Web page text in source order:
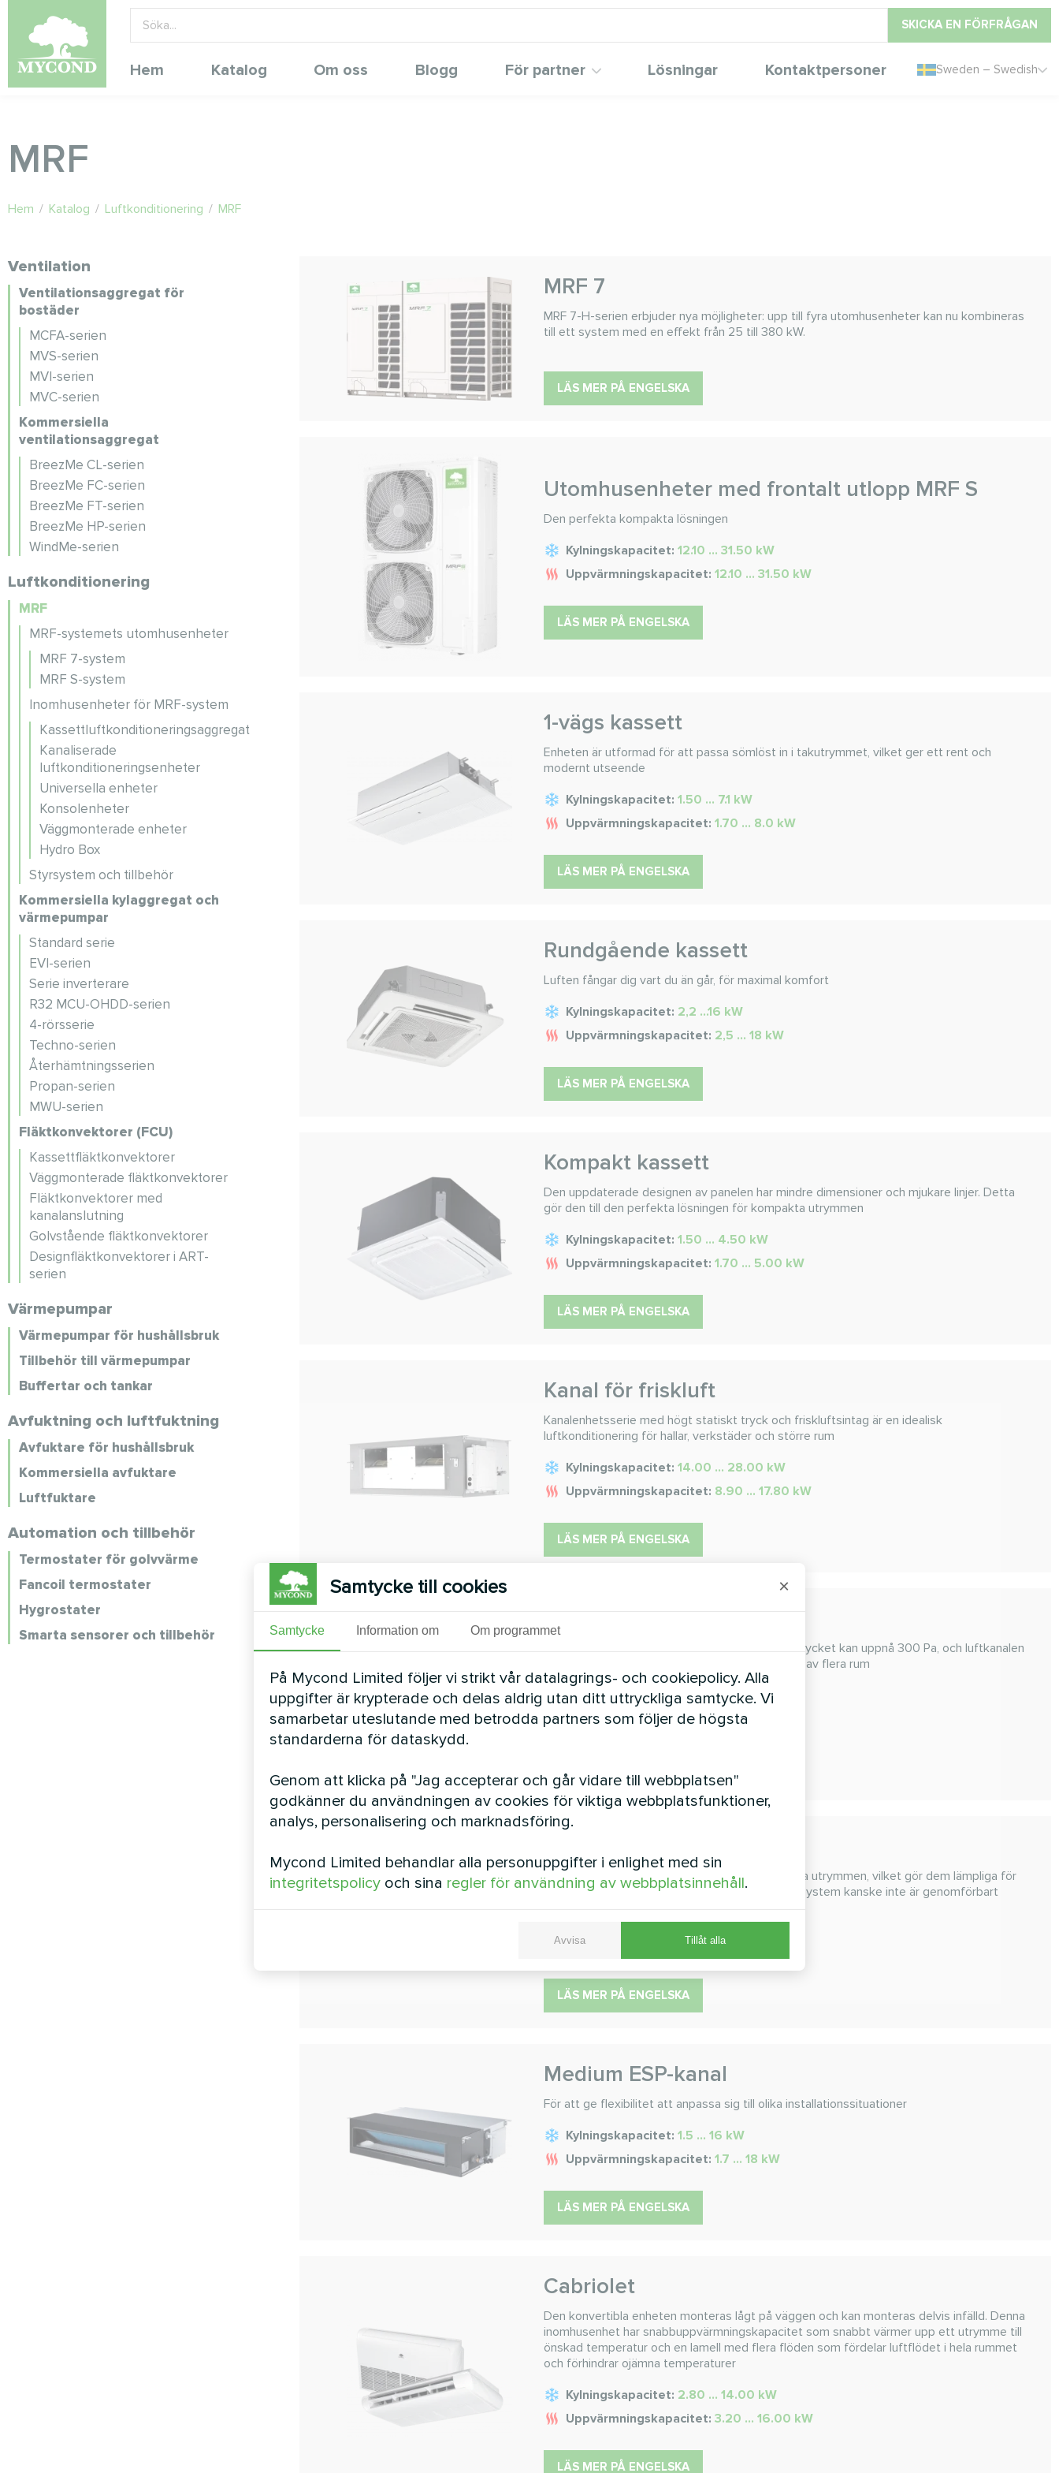
SKICKA EN FÖRFRÅGAN
Hem Katalog Om oss Blogg För partner Lösningar Kontaktpersoner Sweden – Swedish
MRF
Hem / Katalog / Luftkonditionering / MRF
Ventilation
Ventilationsaggregat för
bostäder
MCFA-serien
MVS-serien
MVI-serien
MVC-serien
Kommersiella
ventilationsaggregat
BreezMe CL-serien
BreezMe FC-serien
BreezMe FT-serien
BreezMe HP-serien
WindMe-serien
Luftkonditionering
MRF
MRF-systemets utomhusenheter
MRF 7-system
MRF S-system
Inomhusenheter för MRF-system
Kassettluftkonditioneringsaggregat
Kanaliserade
luftkonditioneringsenheter
Universella enheter
Konsolenheter
Väggmonterade enheter
Hydro Box
Styrsystem och tillbehör
Kommersiella kylaggregat och
värmepumpar
Standard serie
EVI-serien
Serie inverterare
R32 MCU-OHDD-serien
4-rörsserie
Techno-serien
Återhämtningsserien
Propan-serien
MWU-serien
Fläktkonvektorer (FCU)
Kassettfläktkonvektorer
Väggmonterade fläktkonvektorer
Fläktkonvektorer med
kanalanslutning
Golvstående fläktkonvektorer
Designfläktkonvektorer i ART-
serien
Värmepumpar
Värmepumpar för hushållsbruk
Tillbehör till värmepumpar
Buffertar och tankar
Avfuktning och luftfuktning
Avfuktare för hushållsbruk
Kommersiella avfuktare
Luftfuktare
Automation och tillbehör
Termostater för golvvärme
Fancoil termostater
Hygrostater
Smarta sensorer och tillbehör
MRF 7
MRF 7-H-serien erbjuder nya möjligheter: upp till fyra utomhusenheter kan nu kombineras
till ett system med en effekt från 25 till 380 kW.
LÄS MER PÅ ENGELSKA
Utomhusenheter med frontalt utlopp MRF S
Den perfekta kompakta lösningen
Kylningskapacitet: 12.10 ... 31.50 kW
Uppvärmningskapacitet: 12.10 ... 31.50 kW
LÄS MER PÅ ENGELSKA
1-vägs kassett
Enheten är utformad för att passa sömlöst in i takutrymmet, vilket ger ett rent och
modernt utseende
Kylningskapacitet: 1.50 ... 7.1 kW
Uppvärmningskapacitet: 1.70 ... 8.0 kW
LÄS MER PÅ ENGELSKA
Rundgående kassett
Luften fångar dig vart du än går, för maximal komfort
Kylningskapacitet: 2,2 ...16 kW
Uppvärmningskapacitet: 2,5 ... 18 kW
LÄS MER PÅ ENGELSKA
Kompakt kassett
Den uppdaterade designen av panelen har mindre dimensioner och mjukare linjer. Detta
gör den till den perfekta lösningen för kompakta utrymmen
Kylningskapacitet: 1.50 ... 4.50 kW
Uppvärmningskapacitet: 1.70 ... 5.00 kW
LÄS MER PÅ ENGELSKA
Kanal för friskluft
Kanalenhetsserie med högt statiskt tryck och friskluftsintag är en idealisk
luftkonditionering för hallar, verkstäder och större rum
Kylningskapacitet: 14.00 ... 28.00 kW
Uppvärmningskapacitet: 8.90 ... 17.80 kW
LÄS MER PÅ ENGELSKA
Hög ESP-kanal Hög vägg Det externa statiska trycket kan uppnå 300 Pa, och luftkanalen
kan väljas fritt. Gör en luftkonditionering, delning av flera rum
Kylningskapacitet:1.50 ... 16.0 kW
Uppvärmningskapacitet:1.70 ... 18.0 kW
Smala kanaler är utformade för att passa i trånga utrymmen, vilket gör dem lämpliga för
installationer i områden där konventionellt kanalsystem kanske inte är genomförbart
Kylningskapacitet:1.50 ... 7.10 kW
Uppvärmningskapacitet:1.70 ... 8.00 kW
LÄS MER PÅ ENGELSKA
Medium ESP-kanal
För att ge flexibilitet att anpassa sig till olika installationssituationer
Kylningskapacitet: 1.5 ... 16 kW
Uppvärmningskapacitet: 1.7 ... 18 kW
LÄS MER PÅ ENGELSKA
Cabriolet
Den konvertibla enheten monteras lågt på väggen och kan monteras delvis infälld. Denna
inomhusenhet har snabbuppvärmningskapacitet som snabbt värmer upp ett utrymme till
önskad temperatur och en lamell med flera flöden som fördelar luftflödet i hela rummet
och förhindrar ojämna temperaturer
Kylningskapacitet: 2.80 ... 14.00 kW
Uppvärmningskapacitet: 3.20 ... 16.00 kW
LÄS MER PÅ ENGELSKA
Samtycke till cookies ×
Samtycke Information om Om programmet
På Mycond Limited följer vi strikt vår datalagrings- och cookiepolicy. Alla
uppgifter är krypterade och delas aldrig utan ditt uttryckliga samtycke. Vi
samarbetar uteslutande med betrodda partners som följer de högsta
standarderna för dataskydd.
Genom att klicka på "Jag accepterar och går vidare till webbplatsen"
godkänner du användningen av cookies för viktiga webbplatsfunktioner,
analys, personalisering och marknadsföring.
Mycond Limited behandlar alla personuppgifter i enlighet med sin
integritetspolicy och sina regler för användning av webbplatsinnehåll.
Avvisa Tillåt alla